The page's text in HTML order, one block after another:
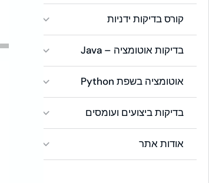
קורס בדיקות ידניות
בדיקות אוטומציה – Java
אוטומציה בשפת Python
בדיקות ביצועים ועומסים
אודות אתר